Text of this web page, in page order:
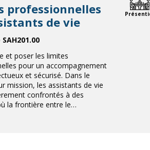
professionnelles
de vie
et poser les limites
pour un accompagnement
et sécurisé. Dans le
mission, les assistants de vie
confrontés à des
la frontière entre le…